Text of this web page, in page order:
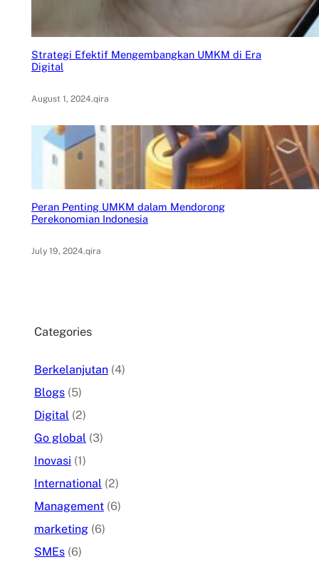
Strategi Efektif Mengembangkan UMKM di Era
Digital
August 1, 2024.qira
Peran Penting UMKM dalam Mendorong
Perekonomian Indonesia
July 19, 2024.qira
Categories
Berkelanjutan (4)
Blogs (5)
Digital (2)
Go global (3)
Inovasi (1)
International (2)
Management (6)
marketing (6)
SMEs (6)